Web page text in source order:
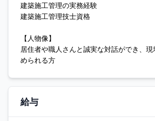
建築施工管理の実務経験
建築施工管理技士資格
【人物像】
居住者や職人さんと誠実な対話ができ、現
められる方
給与